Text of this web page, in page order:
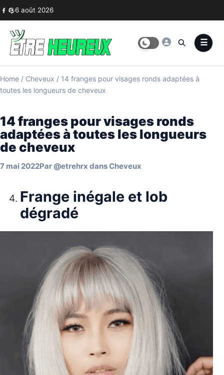
Skip to content
6 août 2026
Home / Cheveux / 14 franges pour visages ronds adaptées à
toutes les longueurs de cheveux
14 franges pour visages ronds
adaptées à toutes les longueurs
de cheveux
7 mai 2022Par @etrehrx dansCheveux
Frange inégale et lob
dégradé